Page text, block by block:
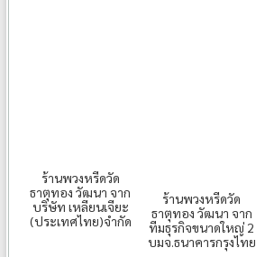
ร้านพวงหรีดวัด
ธาตุทอง วัฒนา จาก
บริษัท เหลียนเจียะ
(ประเทศไทย)จำกัด
ร้านพวงหรีดวัด
ธาตุทอง วัฒนา จาก
ทีมธุรกิจขนาดใหญ่ 2
บมจ.ธนาคารกรุงไทย